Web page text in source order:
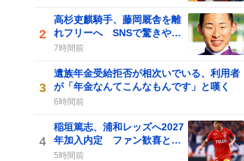
2
高杉吏麒騎手、藤岡厩舎を離
れフリーへ SNSで驚きや残
念の声も見られる
7時間前
3
遺族年金受給拒否が相次いでいる、利用者
が「年金なんてこんなもんです」と嘆く
6時間前
4
稲垣篤志、浦和レッズへ2027
年加入内定 ファン歓喜と期
待感が高まる
5時間前